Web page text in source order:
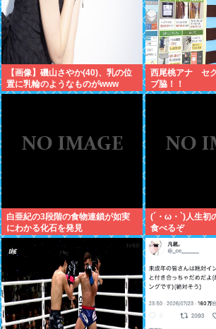
【画像】磯山さやか(40)、乳の位
置に乳輪のようなものがwww
西尾桃アナ セ
ブ脇！！
白亜紀の3段階の食物連鎖が如実
にわかる化石を発見
(´・ω・`)人生初
食べるぞ